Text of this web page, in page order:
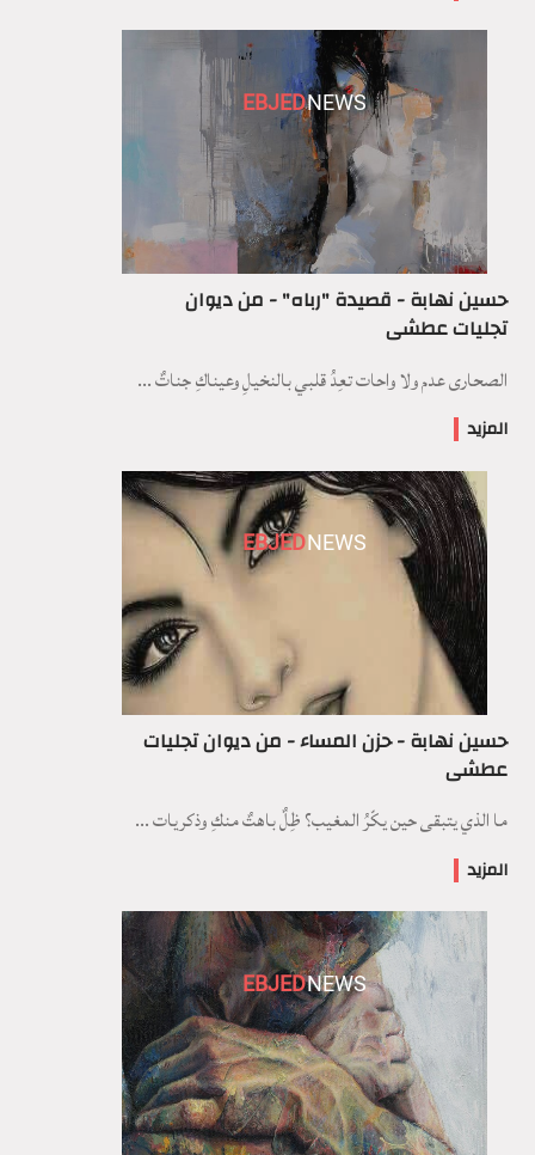
EBJEDNEWS
حسين نهابة - قصيدة "رباه" - من ديوان
تجليات عطشى
الصحارى عدم ولا واحات تعِدُ قلبي بالنخيلِ وعيناكِ جناتٌ ...
المزيد
EBJEDNEWS
حسين نهابة - حزن المساء - من ديوان تجليات
عطشى
ما الذي يتبقى حين يكّرُ المغيب؟ ظِلٌ باهتٌ منكِ وذكريات ...
المزيد
EBJEDNEWS